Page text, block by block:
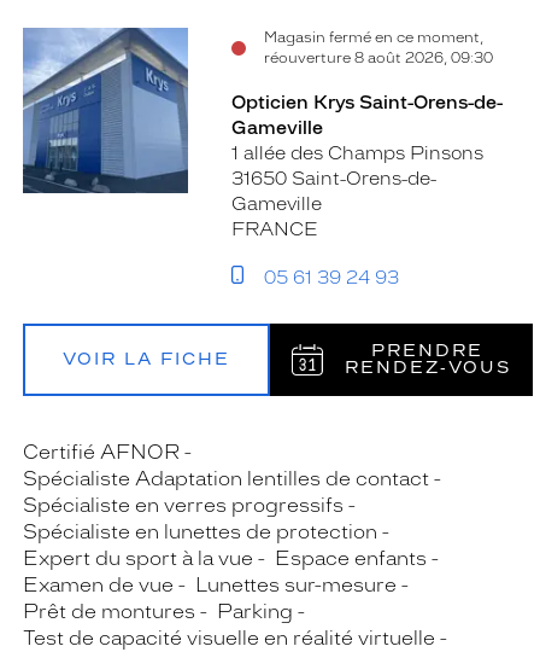
Magasin fermé en ce moment,
réouverture 8 août 2026, 09:30
Opticien Krys Saint-Orens-de-
Gameville
1 allée des Champs Pinsons
31650 Saint-Orens-de-
Gameville
FRANCE
05 61 39 24 93
VOIR LA FICHE
PRENDRE
RENDEZ‑VOUS
Certifié AFNOR
Spécialiste Adaptation lentilles de contact
Spécialiste en verres progressifs
Spécialiste en lunettes de protection
Expert du sport à la vue
Espace enfants
Examen de vue
Lunettes sur-mesure
Prêt de montures
Parking
Test de capacité visuelle en réalité virtuelle